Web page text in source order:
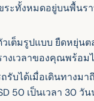
ะทั้งหมดอยู่บนพื้นรา
เต็มรูปแบบ ยืดหยุ่น
งเวลาของคุณพร้อ
รับได้เมื่อเดินทางม
50 เป็นเวลา 30